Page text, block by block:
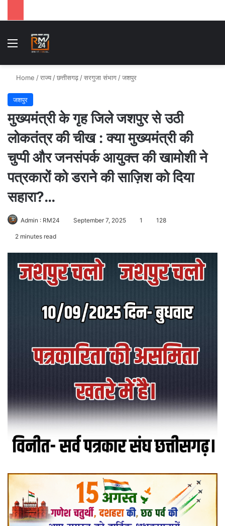
Menu
Home /राज्य /छत्तीसगढ़ /सरगुजा संभाग /जशपुर
जशपुर
मुख्यमंत्री के गृह जिले जशपुर से उठी
लोकतंत्र की चीख : क्या मुख्यमंत्री की
चुप्पी और जनसंपर्क आयुक्त की खामोशी ने
पत्रकारों को डराने की साज़िश को दिया
सहारा?…
Admin : RM24 September 7, 2025 1 128
2 minutes read